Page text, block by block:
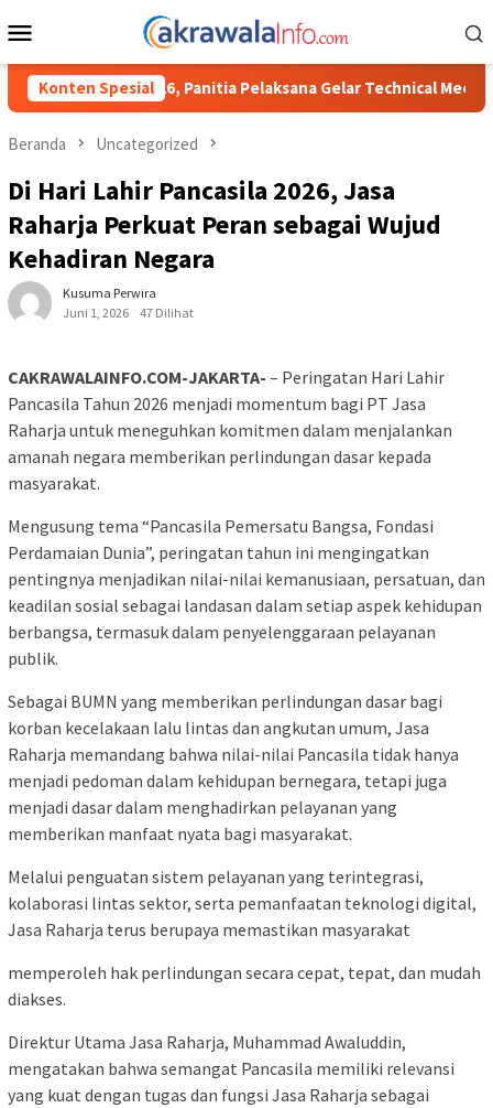
ke
Mobile
Konten Spesial
Pelaksana Gelar Technical Meeting Pekan Olahraga Tingkat
Beranda Uncategorized
Di Hari Lahir Pancasila 2026, Jasa
Raharja Perkuat Peran sebagai Wujud
Kehadiran Negara
Kusuma Perwira
Juni 1, 2026
47 Dilihat
CAKRAWALAINFO.COM-JAKARTA- – Peringatan Hari Lahir
Pancasila Tahun 2026 menjadi momentum bagi PT Jasa
Raharja untuk meneguhkan komitmen dalam menjalankan
amanah negara memberikan perlindungan dasar kepada
masyarakat.
Mengusung tema “Pancasila Pemersatu Bangsa, Fondasi
Perdamaian Dunia”, peringatan tahun ini mengingatkan
pentingnya menjadikan nilai-nilai kemanusiaan, persatuan, dan
keadilan sosial sebagai landasan dalam setiap aspek kehidupan
berbangsa, termasuk dalam penyelenggaraan pelayanan
publik.
Sebagai BUMN yang memberikan perlindungan dasar bagi
korban kecelakaan lalu lintas dan angkutan umum, Jasa
Raharja memandang bahwa nilai-nilai Pancasila tidak hanya
menjadi pedoman dalam kehidupan bernegara, tetapi juga
menjadi dasar dalam menghadirkan pelayanan yang
memberikan manfaat nyata bagi masyarakat.
Melalui penguatan sistem pelayanan yang terintegrasi,
kolaborasi lintas sektor, serta pemanfaatan teknologi digital,
Jasa Raharja terus berupaya memastikan masyarakat
memperoleh hak perlindungan secara cepat, tepat, dan mudah
diakses.
Direktur Utama Jasa Raharja, Muhammad Awaluddin,
mengatakan bahwa semangat Pancasila memiliki relevansi
yang kuat dengan tugas dan fungsi Jasa Raharja sebagai